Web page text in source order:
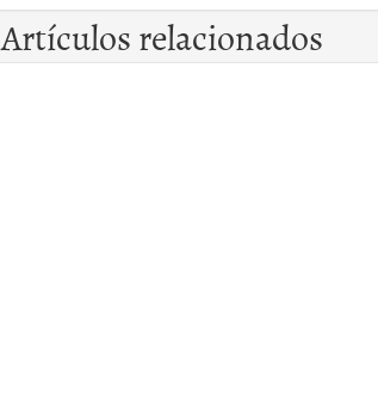
Artículos relacionados